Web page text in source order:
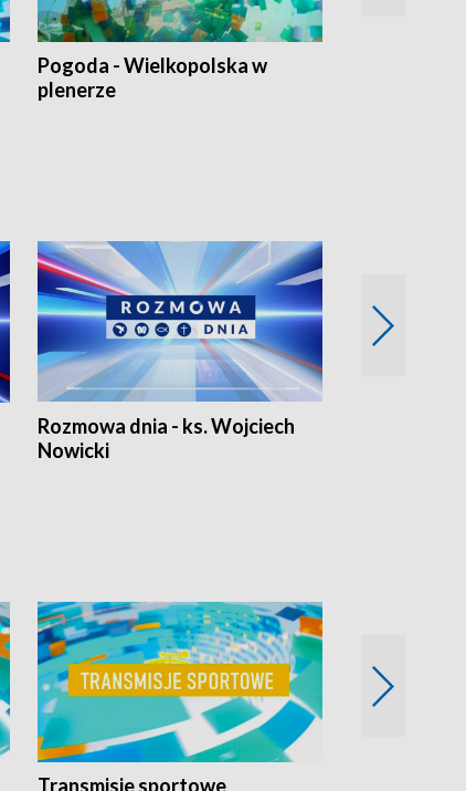
Pogoda - Wielkopolska w
plenerze
Rozmowa dnia - ks. Wojciech
Nowicki
Transmisje sportowe